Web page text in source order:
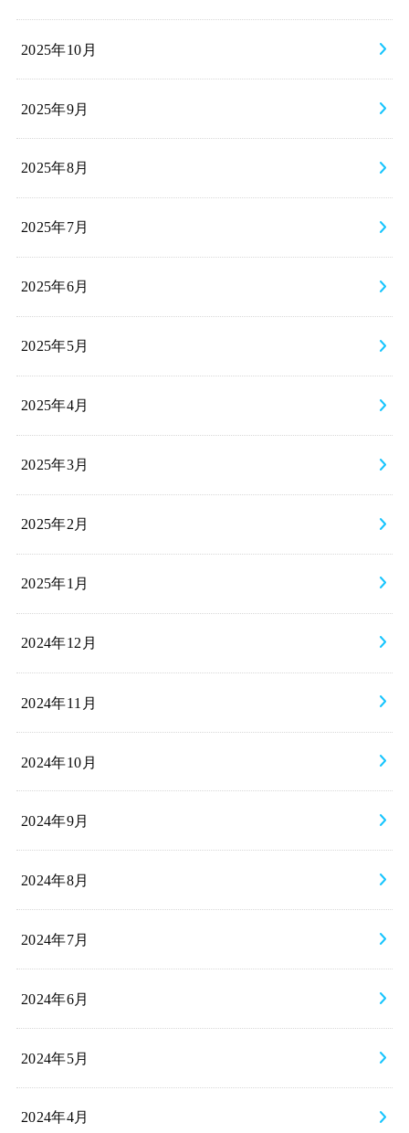
2025年10月
2025年9月
2025年8月
2025年7月
2025年6月
2025年5月
2025年4月
2025年3月
2025年2月
2025年1月
2024年12月
2024年11月
2024年10月
2024年9月
2024年8月
2024年7月
2024年6月
2024年5月
2024年4月